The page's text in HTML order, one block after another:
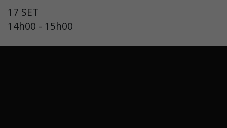
17 SET
14h00 - 15h00